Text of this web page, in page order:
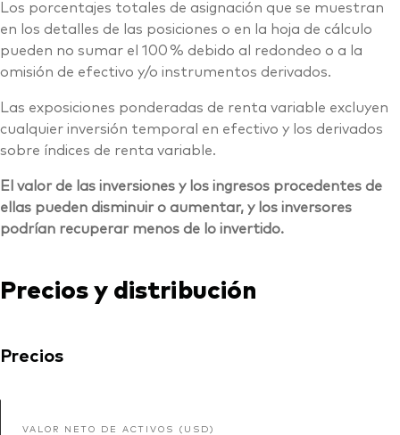
Los porcentajes totales de asignación que se muestran
en los detalles de las posiciones o en la hoja de cálculo
pueden no sumar el 100 % debido al redondeo o a la
omisión de efectivo y/o instrumentos derivados.
Las exposiciones ponderadas de renta variable excluyen
cualquier inversión temporal en efectivo y los derivados
sobre índices de renta variable.
El valor de las inversiones y los ingresos procedentes de
ellas pueden disminuir o aumentar, y los inversores
podrían recuperar menos de lo invertido.
Precios y distribución
Precios
VALOR NETO DE ACTIVOS (USD)